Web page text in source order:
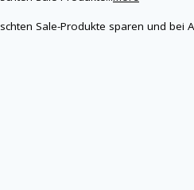
Sale-Produkte sparen und bei